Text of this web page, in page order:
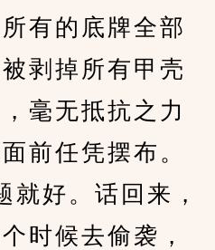
的底牌全部
剥掉所有甲壳
毫无抵抗之力
前任凭摆布。
好。话回来，
时候去偷袭，